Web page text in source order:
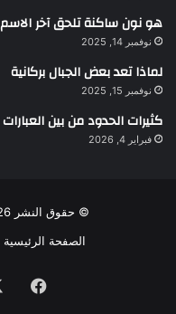
هو نون ساكنة تلحق آخر
نوفمبر 14, 2025
لماذا تعد بعض الجبال بركانية
نوفمبر 15, 2025
كثيرات الحدود من بين
فبراير 4, 2026
© حقوق النشر 2026، جميع الحقوق محفوظة
الصفحة الرئيسية